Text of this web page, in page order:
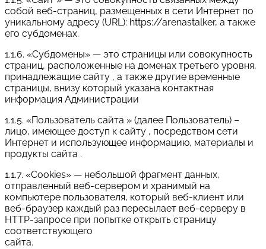
собой веб-страниц, размещенных в сети Интернет по
уникальному адресу (URL): https://arenastalker, а также
его субдоменах.
1.1.6. «Субдомены» — это страницы или совокупность
страниц, расположенные на доменах третьего уровня,
принадлежащие сайту , а также другие временные
страницы, внизу который указана контактная
информация Администрации
1.1.5. «Пользователь сайта » (далее Пользователь) –
лицо, имеющее доступ к сайту , посредством сети
Интернет и использующее информацию, материалы и
продукты сайта .
1.1.7. «Cookies» — небольшой фрагмент данных,
отправленный веб-сервером и хранимый на
компьютере пользователя, который веб-клиент или
веб-браузер каждый раз пересылает веб-серверу в
HTTP-запросе при попытке открыть страницу
соответствующего
сайта.